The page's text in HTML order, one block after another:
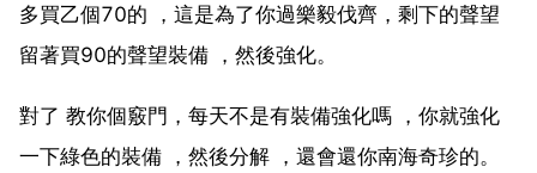
多買乙個70的 ，這是為了你過樂毅伐齊，剩下的聲望
留著買90的聲望裝備 ，然後強化。
對了 教你個竅門，每天不是有裝備強化嗎 ，你就強化
一下綠色的裝備 ，然後分解 ，還會還你南海奇珍的。